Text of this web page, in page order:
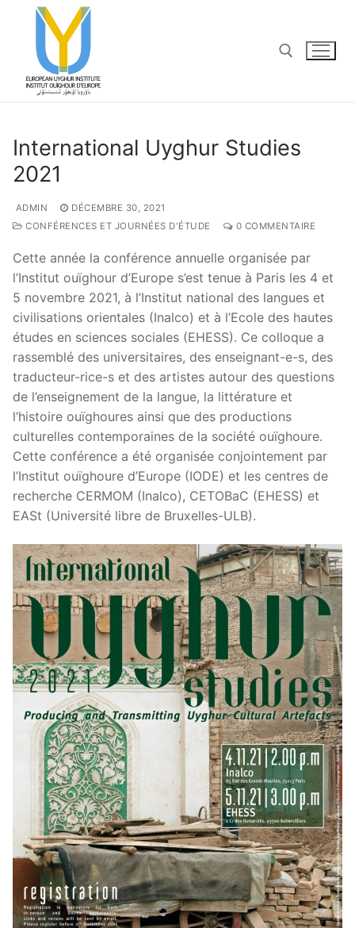
contenu
International Uyghur Studies
2021
ADMIN
DÉCEMBRE 30, 2021
CONFÉRENCES ET JOURNÉES D'ÉTUDE
0 COMMENTAIRE
Cette année la conférence annuelle organisée par
l’Institut ouïghour d’Europe s’est tenue à Paris les 4 et
5 novembre 2021, à l’Institut national des langues et
civilisations orientales (Inalco) et à l’Ecole des hautes
études en sciences sociales (EHESS). Ce colloque a
rassemblé des universitaires, des enseignant-e-s, des
traducteur-rice-s et des artistes autour des questions
de l’enseignement de la langue, la littérature et
l’histoire ouïghoures ainsi que des productions
culturelles contemporaines de la société ouïghoure.
Cette conférence a été organisée conjointement par
l’Institut ouïghoure d’Europe (IODE) et les centres de
recherche CERMOM (Inalco), CETOBaC (EHESS) et
EASt (Université libre de Bruxelles-ULB).